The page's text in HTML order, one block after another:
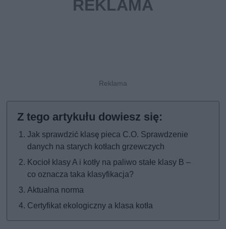
Jak sprawdzić klasę pieca C.O. Sprawdzenie
danych na starych kotłach grzewczych
Kocioł klasy A i kotły na paliwo stałe klasy B –
co oznacza taka klasyfikacja?
Aktualna norma
Certyfikat ekologiczny a klasa kotła